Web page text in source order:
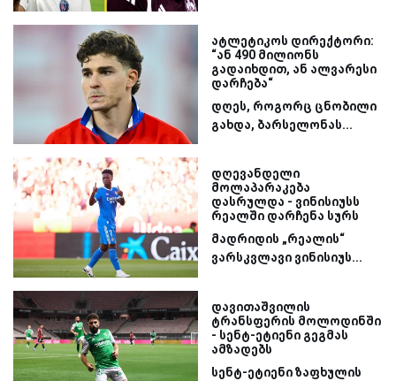
ატლეტიკოს დირექტორი:
“ან 490 მილიონს
გადაიხდით, ან ალვარესი
დარჩება“
დღეს, როგორც ცნობილი
გახდა, ბარსელონას...
დღევანდელი
მოლაპარაკება
დასრულდა - ვინისიუსს
რეალში დარჩენა სურს
მადრიდის „რეალის“
ვარსკვლავი ვინისიუს...
დავითაშვილის
ტრანსფერის მოლოდინში
- სენტ-ეტიენი გეგმას
ამზადებს
სენტ-ეტიენი ზაფხულის